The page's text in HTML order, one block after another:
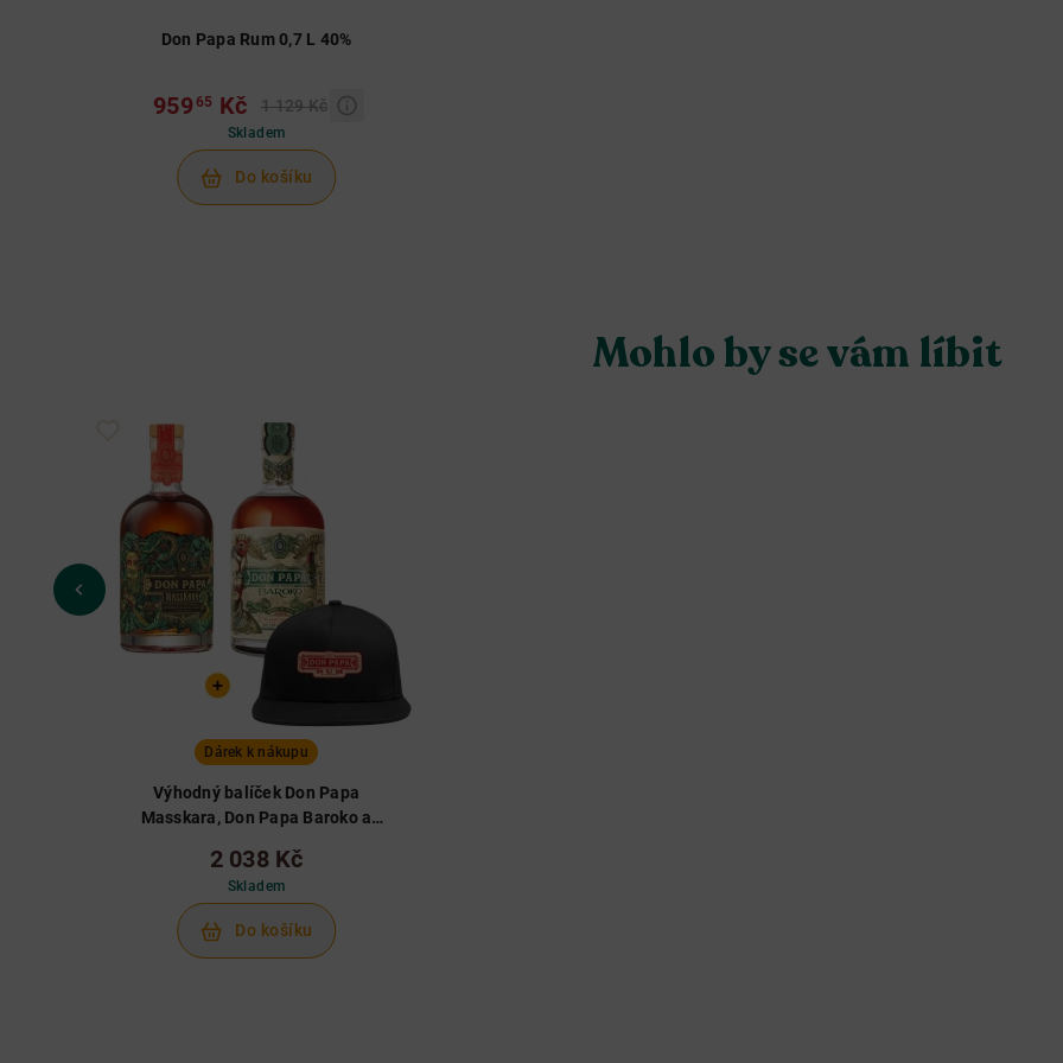
Don Papa Rum 0,7 L 40%
95965 Kč 1 129 Kč
Skladem
Do košíku
Mohlo by se vám líbit
Dárek k nákupu
Výhodný balíček Don Papa
Masskara, Don Papa Baroko a
2 038 Kč
Skladem
Do košíku